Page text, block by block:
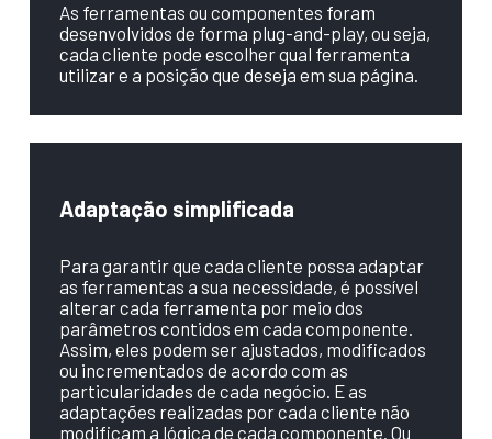
As ferramentas ou componentes foram
desenvolvidos de forma plug-and-play, ou seja,
cada cliente pode escolher qual ferramenta
utilizar e a posição que deseja em sua página.
Adaptação simplificada
Para garantir que cada cliente possa adaptar
as ferramentas a sua necessidade, é possível
alterar cada ferramenta por meio dos
parâmetros contidos em cada componente.
Assim, eles podem ser ajustados, modificados
ou incrementados de acordo com as
particularidades de cada negócio. E as
adaptações realizadas por cada cliente não
modificam a lógica de cada componente. Ou